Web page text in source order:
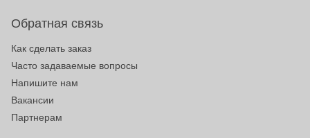
Обратная связь
Как сделать заказ
Часто задаваемые вопросы
Напишите нам
Вакансии
Партнерам